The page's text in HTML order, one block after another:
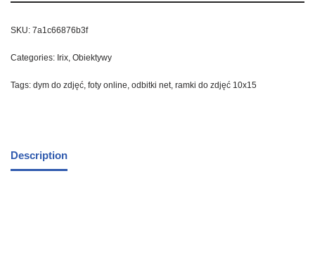
SKU: 7a1c66876b3f
Categories: Irix, Obiektywy
Tags: dym do zdjęć, foty online, odbitki net, ramki do zdjęć 10x15
Description